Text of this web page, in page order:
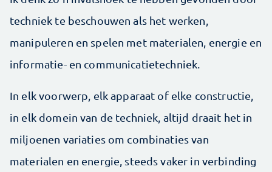
techniek te beschouwen als het werken,
manipuleren en spelen met materialen, energie en
informatie- en communicatietechniek.
In elk voorwerp, elk apparaat of elke constructie,
in elk domein van de techniek, altijd draait het in
miljoenen variaties om combinaties van
materialen en energie, steeds vaker in verbinding